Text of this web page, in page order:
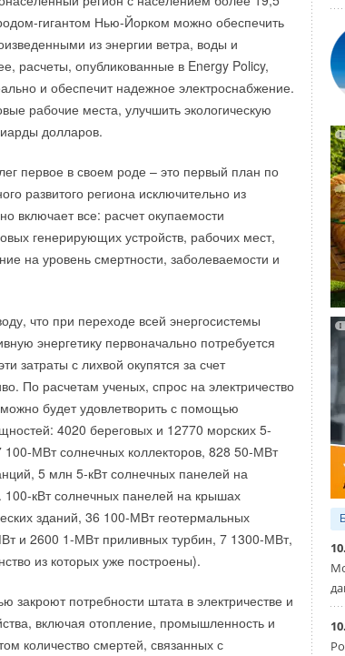
гигантом Нью-Йорком можно обеспечить
из энергии ветра, воды и
расчеты, опубликованные в Energy Policy,
и обеспечит надежное электроснабжение.
рабочие места, улучшить экологическую
долларов.
первое в своем роде – это первый план по
развитого региона исключительно из
включает все: расчет окупаемости
генерирующих устройств, рабочих мест,
на уровень смертности, заболеваемости и
что при переходе всей энергосистемы
энергетику первоначально потребуется
затраты с лихвой окупятся за счет
По расчетам ученых, спрос на электричество
будет удовлетворить с помощью
4020 береговых и 12770 морских 5-
100-МВт солнечных коллекторов, 828 50-МВт
5 млн 5-кВт солнечных панелей на
кВт солнечных панелей на крышах
зданий, 36 100-МВт геотермальных
и 2600 1-МВт приливных турбин, 7 1300-МВт,
из которых уже построены).
закроют потребности штата в электричестве и
включая отопление, промышленность и
количество смертей, связанных с
найти применение в тех случаях, когда
нужна в тепловой форме. Разработанный
ее в тепловой форме, поэтому может
Полученный материал можно
он имеет очевидные преимущества по
источниками тепловой энергии.
к тишине и комфорту.
панелью с цифровым дисплеем, на
режимы работы кондиционера.